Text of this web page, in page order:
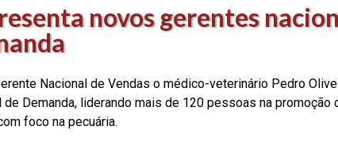
novos gerentes
Nacional de Vendas o médico-veterinário Pedro
Demanda, liderando mais de 120 pessoas na
foco na pecuária.